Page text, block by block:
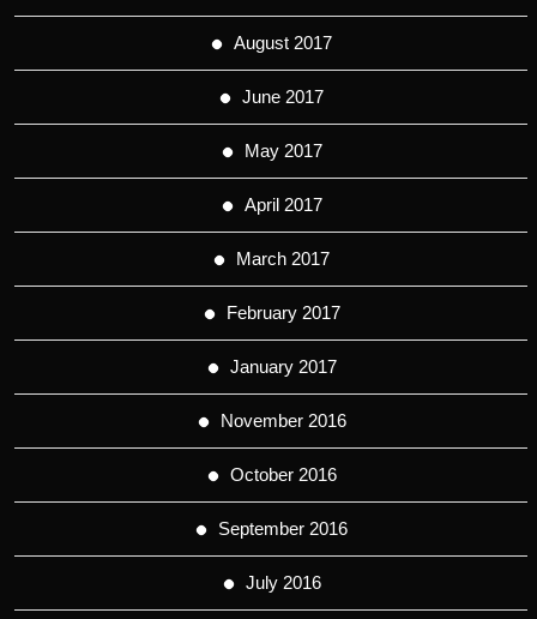
August 2017
June 2017
May 2017
April 2017
March 2017
February 2017
January 2017
November 2016
October 2016
September 2016
July 2016